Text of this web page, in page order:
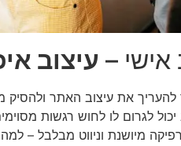
אישי – עיצוב
את עיצוב האתר ולהסיק
לגרום לו לחוש רגשות
מיושנת וניווט מבלבל –